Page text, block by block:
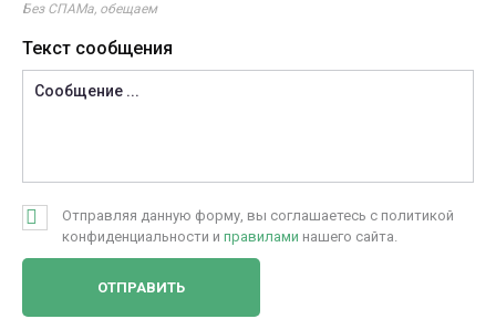
Без СПАМа, обещаем
Текст сообщения
Отправляя данную форму, вы соглашаетесь с политикой
конфиденциальности и правилами нашего сайта.